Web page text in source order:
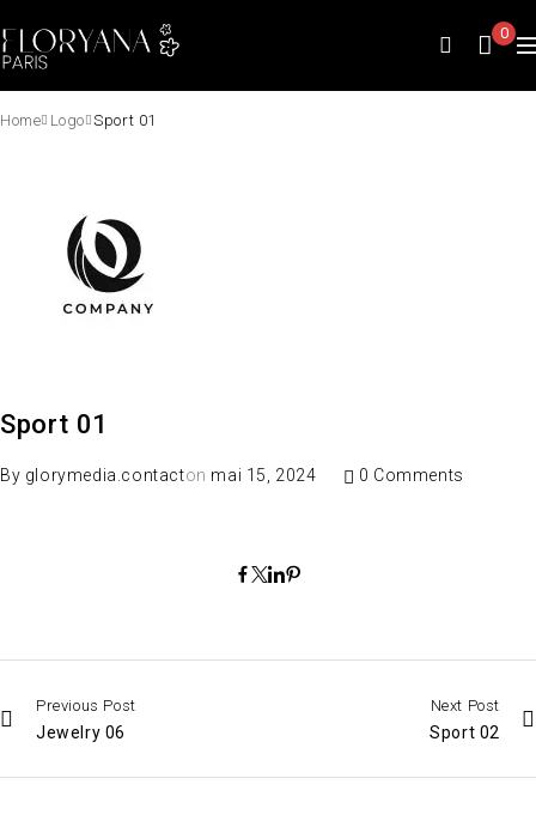
0
Home Logo Sport 01
Sport 01
By glorymedia.contacton mai 15, 2024 0 Comments
Previous Post
Jewelry 06
Next Post
Sport 02